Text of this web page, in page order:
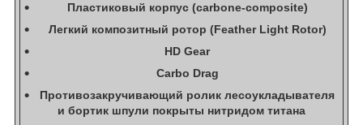
Пластиковый корпус (carbone-composite)
Легкий композитный ротор (Feather Light Rotor)
HD Gear
Carbo Drag
Противозакручивающий ролик лесоукладывателя
и бортик шпули покрыты нитридом титана